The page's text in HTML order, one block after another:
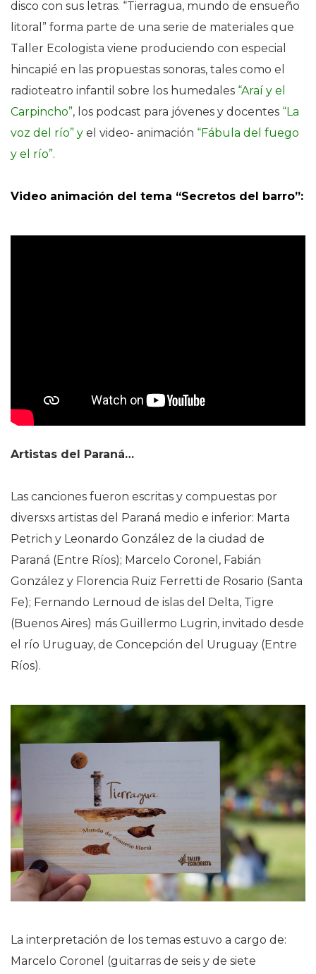
disco con sus letras. “Tierragua, mundo de ensueño
litoral” forma parte de una serie de materiales que
Taller Ecologista viene produciendo con especial
hincapié en las propuestas sonoras, tales como el
radioteatro infantil sobre los humedales “Araí y el
Carpincho”, los podcast para jóvenes y docentes “La
voz del río” y el video- animación “Fábula del fuego
y el río”.
Video animación del tema “Secretos del barro”:
Artistas del Paraná…
Las canciones fueron escritas y compuestas por
diversxs artistas del Paraná medio e inferior: Marta
Petrich y Leonardo González de la ciudad de
Paraná (Entre Ríos); Marcelo Coronel, Fabián
González y Florencia Ruiz Ferretti de Rosario (Santa
Fe); Fernando Lernoud de islas del Delta, Tigre
(Buenos Aires) más Guillermo Lugrin, invitado desde
el río Uruguay, de Concepción del Uruguay (Entre
Ríos).
La interpretación de los temas estuvo a cargo de:
Marcelo Coronel (guitarras de seis y de siete